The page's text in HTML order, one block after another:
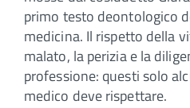
primo testo deontologico
medicina. Il rispetto della
malato, la perizia e la
professione: questi solo
medico deve rispettare.